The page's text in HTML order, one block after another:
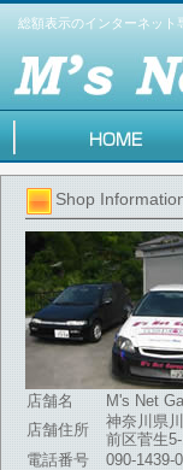
総額表示のインターネット
Shop
店舗名
M's Net
店舗住所
神奈川県
前区菅生
電話番号
090-1439-